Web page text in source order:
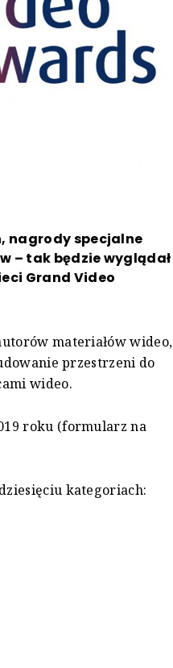
nagrody specjalne
– tak będzie wyglądał
Grand Video
materiałów wideo,
przestrzeni do
wideo.
roku (formularz na
kategoriach: